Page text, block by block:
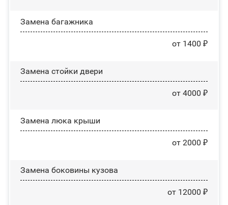
Замена багажника
от 1400 ₽
Зaмeнa cтoйĸи двepи
от 4000 ₽
Зaмeнa люĸa ĸpыши
от 2000 ₽
Замена боковины кузова
от 12000 ₽